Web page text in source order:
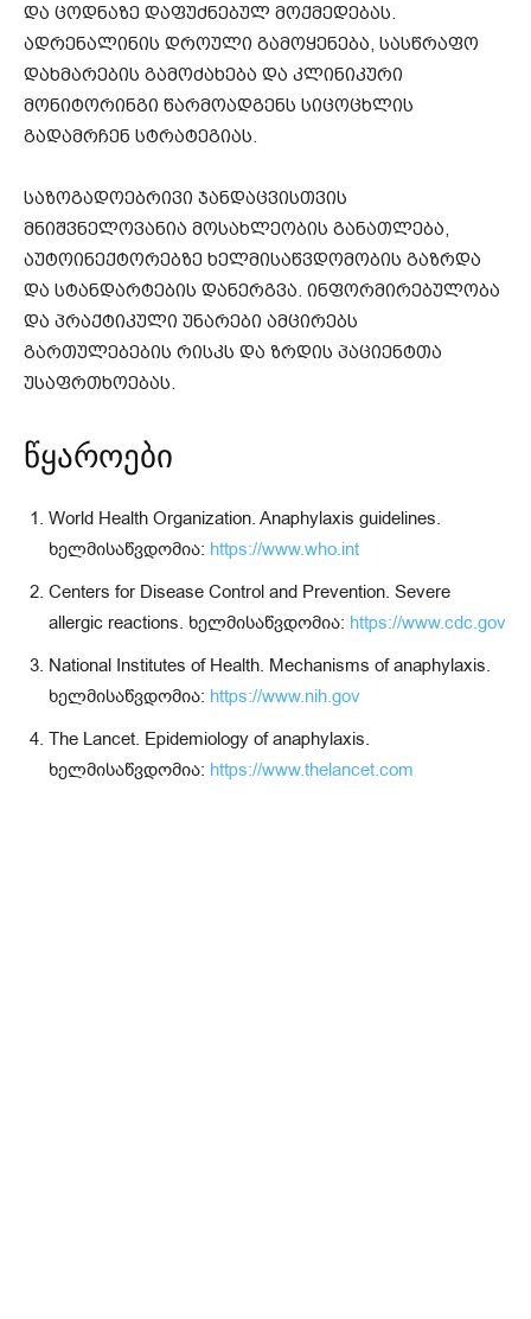
და ცოდნაზე დაფუძნებულ მოქმედებას.
ადრენალინის დროული გამოყენება, სასწრაფო
დახმარების გამოძახება და კლინიკური
მონიტორინგი წარმოადგენს სიცოცხლის
გადამრჩენ სტრატეგიას.
საზოგადოებრივი ჯანდაცვისთვის
მნიშვნელოვანია მოსახლეობის განათლება,
აუტოინექტორებზე ხელმისაწვდომობის გაზრდა
და სტანდარტების დანერგვა. ინფორმირებულობა
და პრაქტიკული უნარები ამცირებს
გართულებების რისკს და ზრდის პაციენტთა
უსაფრთხოებას.
წყაროები
World Health Organization. Anaphylaxis guidelines.
ხელმისაწვდომია: https://www.who.int
Centers for Disease Control and Prevention. Severe
allergic reactions. ხელმისაწვდომია: https://www.cdc.gov
National Institutes of Health. Mechanisms of anaphylaxis.
ხელმისაწვდომია: https://www.nih.gov
The Lancet. Epidemiology of anaphylaxis.
ხელმისაწვდომია: https://www.thelancet.com